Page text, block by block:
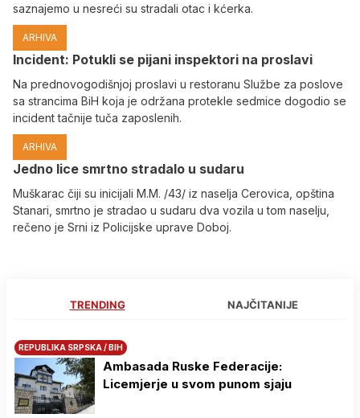
saznajemo u nesreći su stradali otac i kćerka.
ARHIVA
Incident: Potukli se pijani inspektori na proslavi
Na prednovogodišnjoj proslavi u restoranu Službe za poslove
sa strancima BiH koja je održana protekle sedmice dogodio se
incident tačnije tuča zaposlenih.
ARHIVA
Јedno lice smrtno stradalo u sudaru
Muškarac čiji su inicijali M.M. /43/ iz naselja Cerovica, opština
Stanari, smrtno je stradao u sudaru dva vozila u tom naselju,
rečeno je Srni iz Policijske uprave Doboj.
TRENDING NAJČITANIJE
REPUBLIKA SRPSKA / BIH
Ambasada Ruske Federacije:
Licemjerje u svom punom sjaju